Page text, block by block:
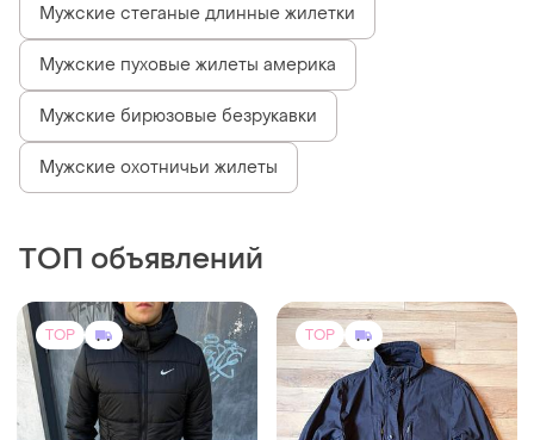
Мужские стеганые длинные жилетки
Мужские пуховые жилеты америка
Мужские бирюзовые безрукавки
Мужские охотничьи жилеты
ТОП объявлений
TOP TOP